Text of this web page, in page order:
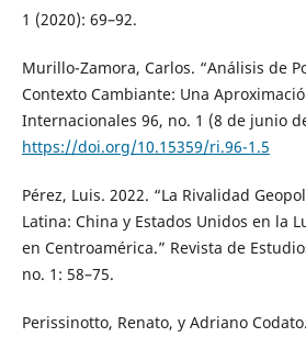
1 (2020): 69–92.
Murillo-Zamora, Carlos. “Análisis de
Contexto Cambiante: Una
Internacionales 96, no. 1 (8 de junio
https://doi.org/10.15359/ri.96-1.5
Pérez, Luis. 2022. “La Rivalidad
Latina: China y Estados Unidos en la
en Centroamérica.” Revista de
no. 1: 58–75.
Perissinotto, Renato, y Adriano